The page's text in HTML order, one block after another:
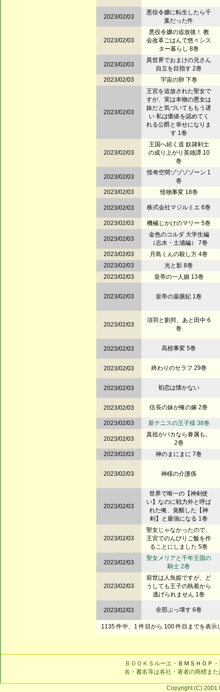
2023/02/03
悪役令嬢に転生したら千
葉だった件
2023/02/03
悪役令嬢の追放後！ 教
会改革ごはんで悠々シス
ター暮らし 8巻
2023/02/03
異世界でおまけの兄さん
自立を目指す 2巻
2023/02/03
宇宙の卵 下巻
2023/02/03
王宮を追放された聖女で
すが、実は本物の悪女は
妹だと気づいてももう遅
い 私は価値を認めてく
れる公爵と幸せになりま
す 1巻
2023/02/03
王国へ続く道 奴隷剣士
の成り上がり英雄譚 10
巻
2023/02/03
怪奇空間ゾゾゾゾーン 1
巻
2023/02/03
怪物事変 18巻
2023/02/03 株式会社マジルミエ 6巻
2023/02/03 機械じかけのマリー 5巻
2023/02/03
金色のコルダ 大学生編
（志水・土浦編） 7巻
2023/02/03
月島くんの殺し方 4巻
2023/02/03
光と影 8巻
2023/02/03
皇帝の一人娘 13巻
2023/02/03 皇帝の薬膳妃 1巻
2023/02/03
項羽と劉邦、あと田中 6
巻
2023/02/03 高校事変 5巻
2023/02/03 終わりのセラフ 29巻
2023/02/03 初恋は懐かない
2023/02/03 信長の妹が俺の嫁 2巻
2023/02/03 新テニスの王子様 38巻
2023/02/03
真祖がバカなら眷属も。
2巻
2023/02/03
神のまにまに 7巻
2023/02/03 神様の介護係
2023/02/03
世界で唯一の【神剣使
い】なのに戦力外と呼ば
れた俺、覚醒した【神
剣】と最強になる 1巻
2023/02/03
聖女じゃなかったので、
王宮でのんびりご飯を作
ることにしました 5巻
2023/02/03
聖女メリアと千年王国の
騎士 2巻
2023/02/03
前世は人魚姫ですが、ど
うしても王子の執着から
逃げられません 1巻
2023/02/03 全部ぶっ壊す 6巻
1135 件中、1 件目から 100 件目までを表示
ＢＯＯＫＳルーエ・ ＢＭＳＨＯＰ
名・書名等は各社・著者の商標ま
Copyright (C) 2001